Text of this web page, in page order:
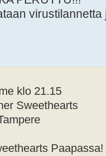
klo 21.15
Sweethearts